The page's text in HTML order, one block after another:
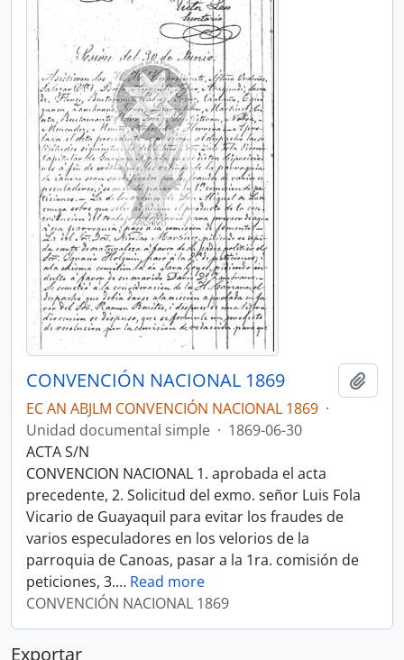
CONVENCIÓN NACIONAL 1869
EC AN ABJLM CONVENCIÓN NACIONAL 1869 ·
Unidad documental simple · 1869-06-30
ACTA S/N
CONVENCION NACIONAL 1. aprobada el acta
precedente, 2. Solicitud del exmo. señor Luis Fola
Vicario de Guayaquil para evitar los fraudes de
varios especuladores en los velorios de la
parroquia de Canoas, pasar a la 1ra. comisión de
peticiones, 3.… Read more
CONVENCIÓN NACIONAL 1869
Exportar